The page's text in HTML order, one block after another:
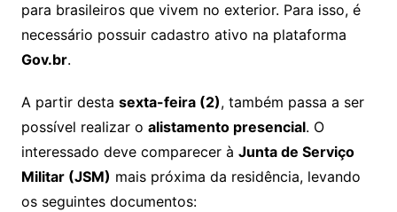
para brasileiros que vivem no exterior. Para isso, é
necessário possuir cadastro ativo na plataforma
Gov.br.
A partir desta sexta-feira (2), também passa a ser
possível realizar o alistamento presencial. O
interessado deve comparecer à Junta de Serviço
Militar (JSM) mais próxima da residência, levando
os seguintes documentos: